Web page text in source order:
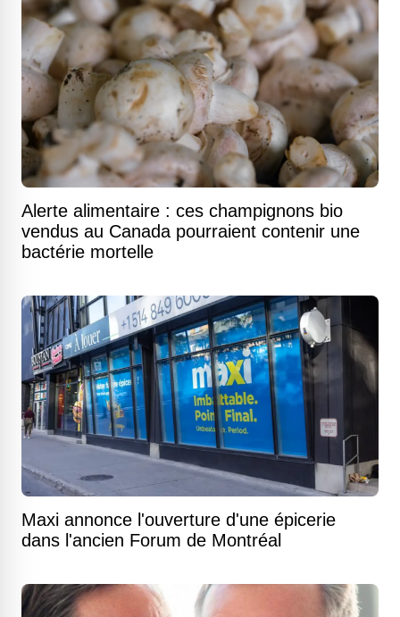
Alerte alimentaire : ces champignons bio
vendus au Canada pourraient contenir une
bactérie mortelle
Maxi annonce l'ouverture d'une épicerie
dans l'ancien Forum de Montréal